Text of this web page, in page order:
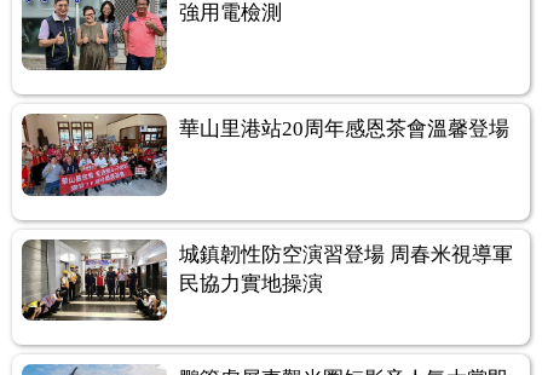
強用電檢測
華山里港站20周年感恩茶會溫馨登場
城鎮韌性防空演習登場 周春米視導軍
民協力實地操演